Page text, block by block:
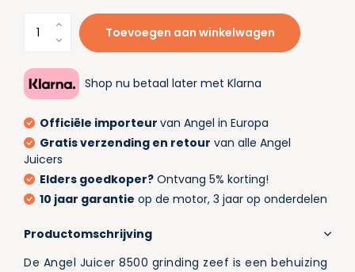
Toevoegen aan winkelwagen
Shop nu betaal later met Klarna
Officiële importeur van Angel in Europa
Gratis verzending en retour van alle Angel
Juicers
Elders goedkoper? Ontvang 5% korting!
10 jaar garantie op de motor, 3 jaar op onderdelen
Productomschrijving
De Angel Juicer 8500 grinding zeef is een behuizing